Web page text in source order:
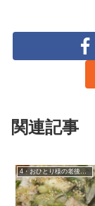
関連記事